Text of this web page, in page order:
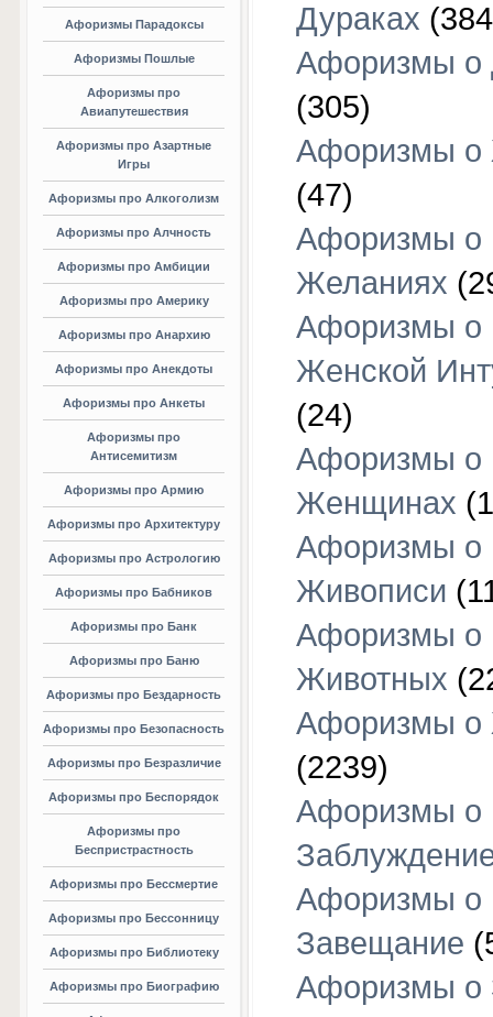
Афоризмы Парадоксы
Афоризмы Пошлые
Афоризмы про
Авиапутешествия
Афоризмы про Азартные
Игры
Афоризмы про Алкоголизм
Афоризмы про Алчность
Афоризмы про Амбиции
Афоризмы про Америку
Афоризмы про Анархию
Афоризмы про Анекдоты
Афоризмы про Анкеты
Афоризмы про
Антисемитизм
Афоризмы про Армию
Афоризмы про Архитектуру
Афоризмы про Астрологию
Афоризмы про Бабников
Афоризмы про Банк
Афоризмы про Баню
Афоризмы про Бездарность
Афоризмы про Безопасность
Афоризмы про Безразличие
Афоризмы про Беспорядок
Афоризмы про
Беспристрастность
Афоризмы про Бессмертие
Афоризмы про Бессонницу
Афоризмы про Библиотеку
Афоризмы про Биографию
Дураках
Афоризмы о
(305)
Афоризмы
(47)
Афоризмы о
Желаниях
Афоризмы о
Женской
(24)
Афоризмы о
Женщинах
Афоризмы о
Живописи
Афоризмы о
Животных
Афоризмы о
(2239)
Афоризмы о
Афоризмы о
Завещание
Афоризмы о